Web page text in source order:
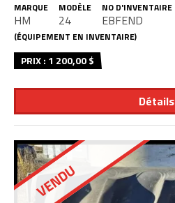
Détails
MARQUE
HM
MODÈLE
24
NO D'INVENTAIRE
EBFEND
(ÉQUIPEMENT EN INVENTAIRE)
PRIX : 1 200,00 $
VENDU